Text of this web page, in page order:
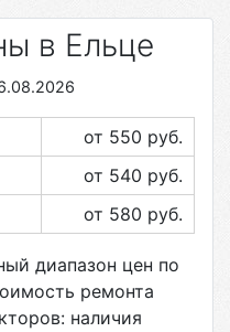
в Ельце
от 550 руб.
от 540 руб.
от 580 руб.
диапазон цен по
ремонта
наличия